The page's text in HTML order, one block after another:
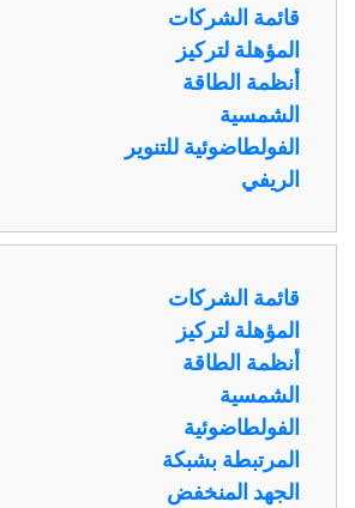
قائمة الشركات
المؤهلة لتركيز
أنظمة الطاقة
الشمسية
الفولطاضوئية للتنوير
الريفي
قائمة الشركات
المؤهلة لتركيز
أنظمة الطاقة
الشمسية
الفولطاضوئية
المرتبطة بشبكة
الجهد المنخفض